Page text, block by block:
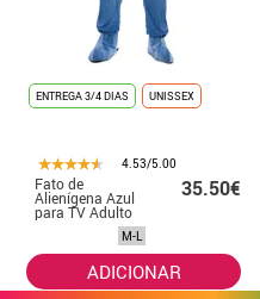
ENTREGA 3/4 DIAS UNISSEX
4.53/5.00
Fato de
Alienígena Azul
para TV Adulto
35.50€
M-L
ADICIONAR